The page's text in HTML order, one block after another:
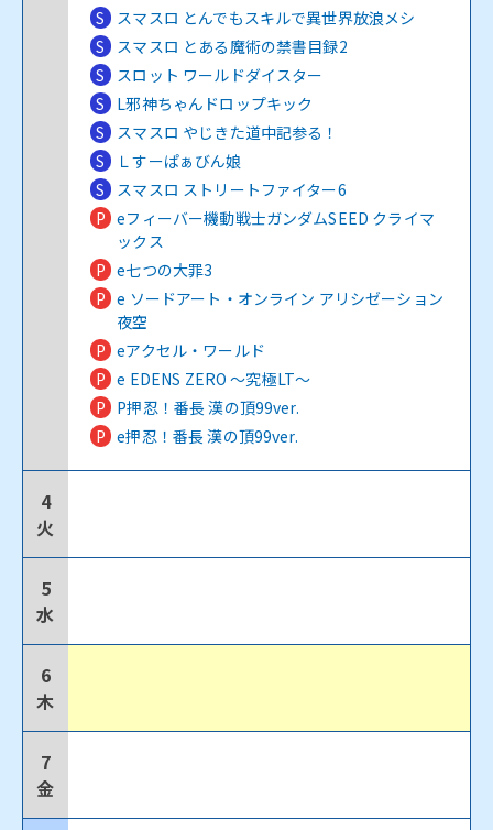
S
スマスロ とんでもスキルで異世界放浪メシ
S
スマスロ とある魔術の禁書目録2
S
スロット ワールドダイスター
S
L邪神ちゃんドロップキック
S
スマスロ やじきた道中記参る！
S
Ｌすーぱぁびん娘
S
スマスロ ストリートファイター6
P eフィーバー機動戦士ガンダムSEED クライマ
ックス
P e七つの大罪3
P e ソードアート・オンライン アリシゼーション
夜空
P eアクセル・ワールド
P e EDENS ZERO ～究極LT～
P P押忍！番長 漢の頂99ver.
P e押忍！番長 漢の頂99ver.
4
火
5
水
6
木
7
金